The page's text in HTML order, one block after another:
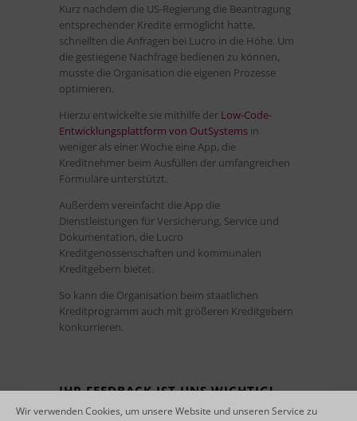
Wir verwenden Cookies, um unsere Website und unseren Service zu
Kurz nachdem die US-Regierung die Beantragung
entsprechender Kredite ermöglicht hatte,
schnellten die Anfragen bei Lucro in die Höhe. Um
die gestiegene Nachfrage bedienen zu können,
musste die Organisation die eigenen Prozesse
optimieren.
Hierzu entwickelte sie mithilfe der Low-Code-
Entwicklungsplattform von OutSystems in
weniger als einer Woche eine App, die
Kreditnehmer beim Ausfüllen der umfangreichen
Formulare unterstützt.
Außerdem vereinfacht die App die
Dienstleistungen für Versicherung, Service und
Dokumentation, die Lucro
Kreditgenossenschaften und kommunalen
Kreditgebern bietet.
So kann die Organisation beim staatlichen
Kreditprogramm auch mit größeren Kreditgebern
konkurrieren.
IHR FEEDBACK IST UNS WICHTIG!